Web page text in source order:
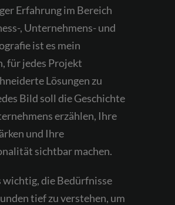
Erfahrung im Bereich
, Unternehmens- und
ist es mein
für jedes Projekt
Lösungen zu
Bild soll die Geschichte
erzählen, Ihre
und Ihre
sichtbar machen.
wichtig, die Bedürfnisse
tief zu verstehen, um